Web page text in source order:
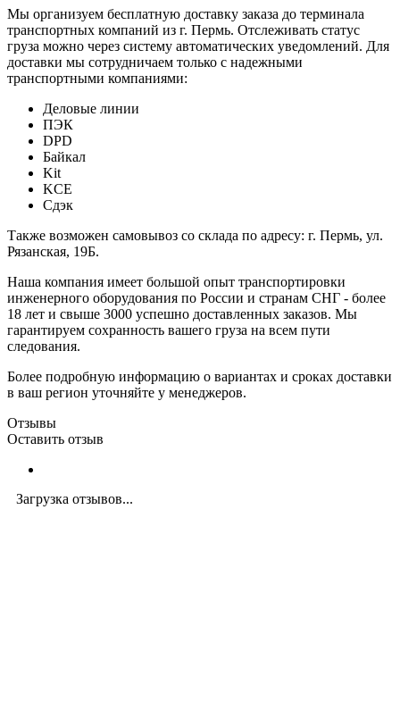
Мы организуем бесплатную доставку заказа до терминала
транспортных компаний из г. Пермь. Отслеживать статус
груза можно через систему автоматических уведомлений. Для
доставки мы сотрудничаем только с надежными
транспортными компаниями:
Деловые линии
ПЭК
DPD
Байкал
Kit
KCE
Сдэк
Также возможен самовывоз со склада по адресу: г. Пермь, ул.
Рязанская, 19Б.
Наша компания имеет большой опыт транспортировки
инженерного оборудования по России и странам СНГ - более
18 лет и свыше 3000 успешно доставленных заказов. Мы
гарантируем сохранность вашего груза на всем пути
следования.
Более подробную информацию о вариантах и сроках доставки
в ваш регион уточняйте у менеджеров.
Отзывы
Оставить отзыв
Загрузка отзывов...